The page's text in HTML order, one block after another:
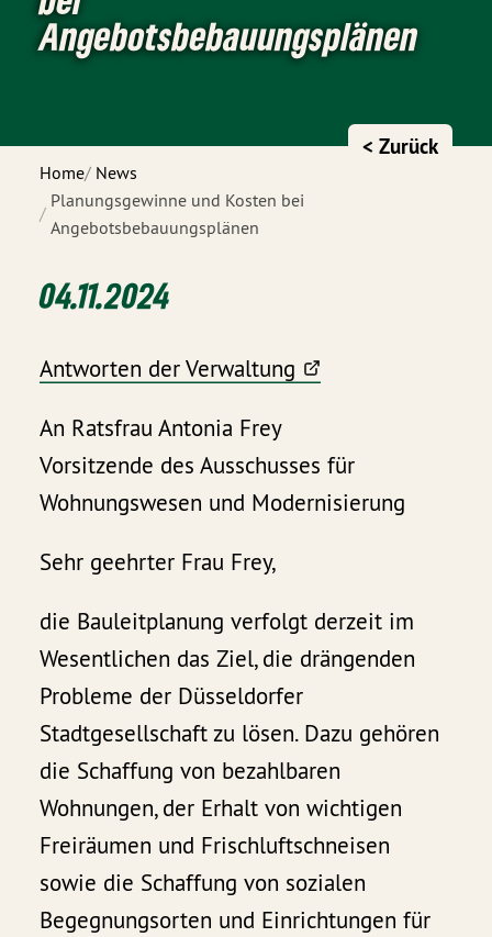
Angebotsbebauungsplänen
Home News
Planungsgewinne und Kosten bei
Angebotsbebauungsplänen
< Zurück
04.11.2024
Antworten der Verwaltung
An Ratsfrau Antonia Frey
Vorsitzende des Ausschusses für
Wohnungswesen und Modernisierung
Sehr geehrter Frau Frey,
die Bauleitplanung verfolgt derzeit im
Wesentlichen das Ziel, die drängenden
Probleme der Düsseldorfer
Stadtgesellschaft zu lösen. Dazu gehören
die Schaffung von bezahlbaren
Wohnungen, der Erhalt von wichtigen
Freiräumen und Frischluftschneisen
sowie die Schaffung von sozialen
Begegnungsorten und Einrichtungen für